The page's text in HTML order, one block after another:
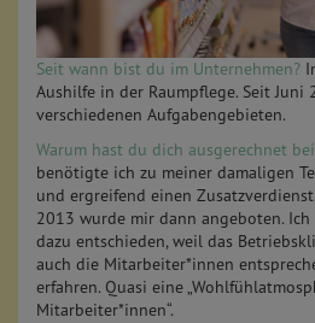
Seit wann bist du im Unternehmen?
Aushilfe in der Raumpflege. Seit
verschiedenen Aufgabengebieten.
Warum hast du dich ausgerechnet
benötigte ich zu meiner damaligen
und ergreifend einen
2013 wurde mir dann angeboten.
dazu entschieden, weil das
auch die Mitarbeiter*innen
erfahren. Quasi eine
Mitarbeiter*innen“.